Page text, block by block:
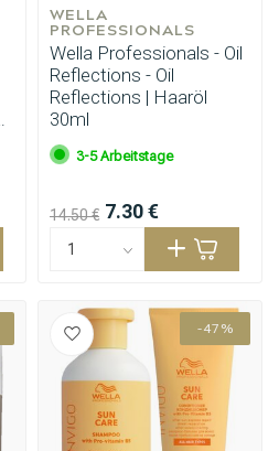
WELLA
PROFESSIONALS
Wella Professionals - Oil
Reflections - Oil
Reflections | Haaröl
30ml
3-5 Arbeitstage
14.50 € 7.30 €
-47%